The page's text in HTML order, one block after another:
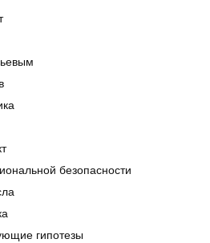
безопасности
гипотезы